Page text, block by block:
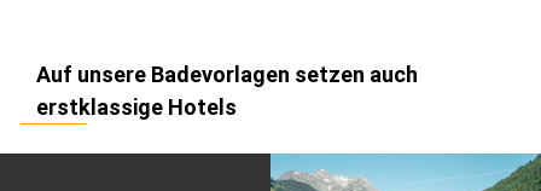
Auf unsere Badevorlagen setzen auch
erstklassige Hotels